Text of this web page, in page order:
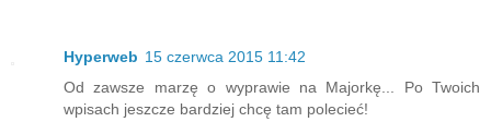
Hyperweb 15 czerwca 2015 11:42
Od zawsze marzę o wyprawie na Majorkę... Po Twoich
wpisach jeszcze bardziej chcę tam polecieć!